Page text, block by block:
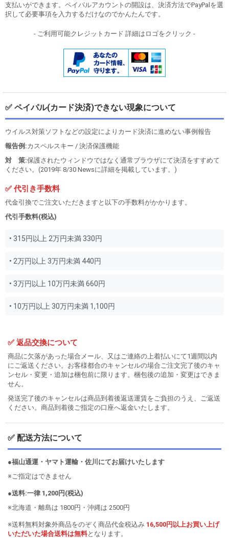
支払いができます。ペイパルアカウントの開設は、決済方法でPayPalを選
択して必要事項を入力するだけなのでかんたんです。
- ご利用可能クレジットカード 詳細はロゴをクリック -
✅ ペイパル(カード決済)できない現象について
ウイルス対策ソフトなどの設定によりカード決済に進めない事例報告
報告例:カスペルスキー / 決済保護機能
対 策:保護されたウィンドウではなく通常ブラウザにて決済をすすめて
ください。(2019年 8/30 Newsに詳細を掲載しています。)
✅ 代引き手数料
代金引換でご注文いただきますと以下の手数料がかかります。
代引手数料(税込)
• 315円以上 2万円未満 330円
• 2万円以上 3万円未満 440円
• 3万円以上 10万円未満 660円
• 10万円以上 30万円未満 1,100円
✅ 返品交換について
商品に欠落があった場合メール、又はご連絡の上着払いにて1週間以内
にご返送ください。お客様都合のキャンセルの場合ご注文完了後のキャ
ンセル・変更・追加は梱包前に限ります。梱包後の追加・変更はできま
せん。
発送完了後のキャンセルは商品到着後返送運賃をご負担のうえ、ご返送
ください。商品到着後ご指定の口座へ返金いたします。
✅ 配送方法について
●福山通運・ヤマト運輸・佐川にてお届けいたします
※ご指定はできません
●送料:一律 1,200円(税込)
※北海道・離島は 1800円・沖縄は 2500円
※送料無料対象外商品をのぞく商品代金税込み 16,500円以上お買い上げ
いただいた場合送料は無料となります。